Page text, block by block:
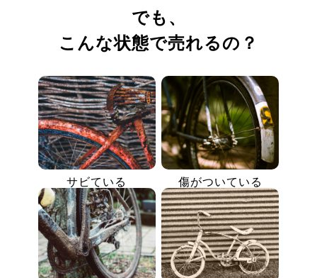
でも、
こんな状態で売れるの？
サビている 傷がついている